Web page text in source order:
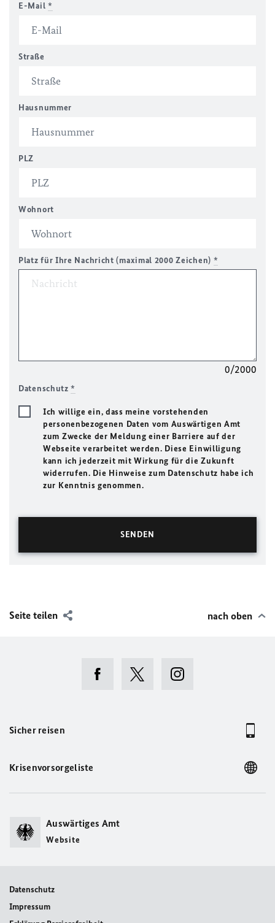
E-Mail *
Straße
Hausnummer
PLZ
Wohnort
Platz für Ihre Nachricht (maximal 2000 Zeichen) *
0/2000
Datenschutz*
Ich willige ein, dass meine vorstehenden
personenbezogenen Daten vom Auswärtigen Amt
zum Zwecke der Meldung einer Barriere auf der
Webseite verarbeitet werden. Diese Einwilligung
kann ich jederzeit mit Wirkung für die Zukunft
widerrufen. Die Hinweise zum Datenschutz habe ich
zur Kenntnis genommen.
Seite teilen nach oben
Sicher reisen
Krisenvorsorgeliste
Auswärtiges Amt
Website
Datenschutz
Impressum